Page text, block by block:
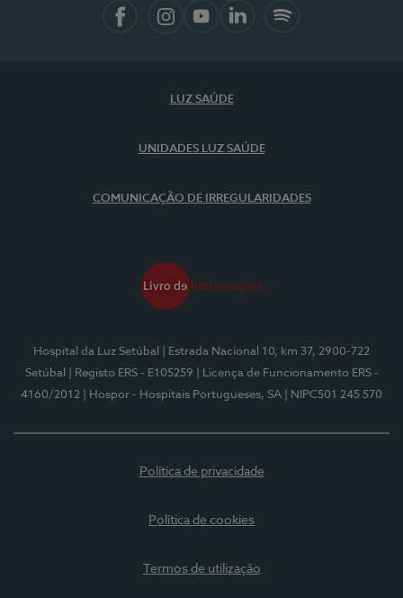
LUZ SAÚDE
UNIDADES LUZ SAÚDE
COMUNICAÇÃO DE IRREGULARIDADES
Hospital da Luz Setúbal
| Estrada Nacional 10, km 37, 2900-722
Setúbal
| Registo ERS - E105259
| Licença de Funcionamento ERS -
4160/2012
| Hospor - Hospitais Portugueses, SA | NIPC501 245 570
Política de privacidade
Política de cookies
Termos de utilização